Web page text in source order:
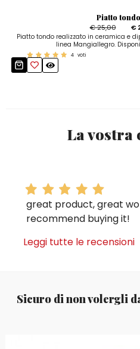
Piatto
€ 25,00
€
Piatto tondo realizzato in ceramica e
linea Mangiallegro.
4 voti
La vostra
great product, great
recommend buying it!
Leggi tutte le recensioni
Sicuro di non volergli